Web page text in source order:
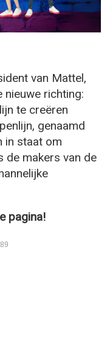
van Mattel,
nieuwe richting:
te creëren
genaamd
in staat om
de makers van de
pagina!